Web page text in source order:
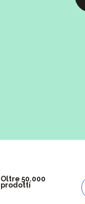
Oltre 50.000
prodotti